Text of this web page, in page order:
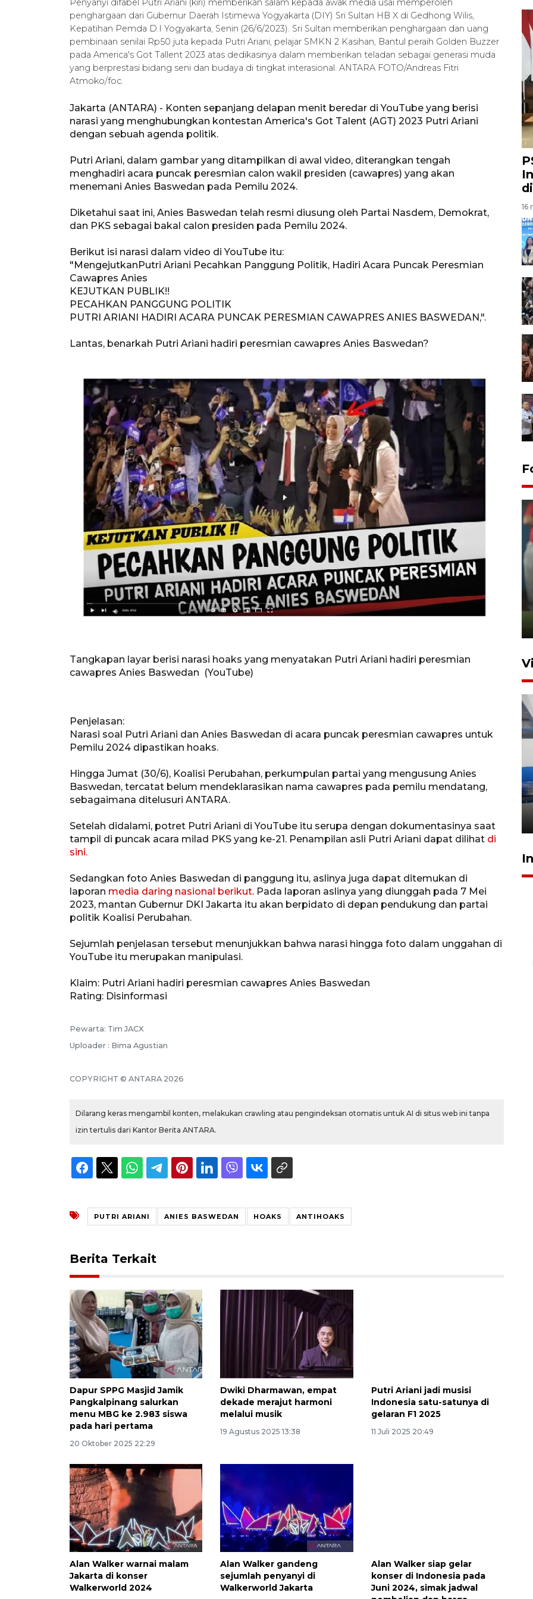
Penyanyi difabel Putri Ariani (kiri) memberikan salam kepada awak media usai memperoleh
penghargaan dari Gubernur Daerah Istimewa Yogyakarta (DIY) Sri Sultan HB X di Gedhong Wilis,
Kepatihan Pemda D.I Yogyakarta, Senin (26/6/2023). Sri Sultan memberikan penghargaan dan uang
pembinaan senilai Rp50 juta kepada Putri Ariani, pelajar SMKN 2 Kasihan, Bantul peraih Golden Buzzer
pada America's Got Tallent 2023 atas dedikasinya dalam memberikan teladan sebagai generasi muda
yang berprestasi bidang seni dan budaya di tingkat interasional. ANTARA FOTO/Andreas Fitri
Atmoko/foc.
Jakarta (ANTARA) - Konten sepanjang delapan menit beredar di YouTube yang berisi
narasi yang menghubungkan kontestan America's Got Talent (AGT) 2023 Putri Ariani
dengan sebuah agenda politik.
Putri Ariani, dalam gambar yang ditampilkan di awal video, diterangkan tengah
menghadiri acara puncak peresmian calon wakil presiden (cawapres) yang akan
menemani Anies Baswedan pada Pemilu 2024.
Diketahui saat ini, Anies Baswedan telah resmi diusung oleh Partai Nasdem, Demokrat,
dan PKS sebagai bakal calon presiden pada Pemilu 2024.
Berikut isi narasi dalam video di YouTube itu:
"MengejutkanPutri Ariani Pecahkan Panggung Politik, Hadiri Acara Puncak Peresmian
Cawapres Anies
KEJUTKAN PUBLIK!!
PECAHKAN PANGGUNG POLITIK
PUTRI ARIANI HADIRI ACARA PUNCAK PERESMIAN CAWAPRES ANIES BASWEDAN,".
Lantas, benarkah Putri Ariani hadiri peresmian cawapres Anies Baswedan?
Tangkapan layar berisi narasi hoaks yang menyatakan Putri Ariani hadiri peresmian
cawapres Anies Baswedan (YouTube)
Penjelasan:
Narasi soal Putri Ariani dan Anies Baswedan di acara puncak peresmian cawapres untuk
Pemilu 2024 dipastikan hoaks.
Hingga Jumat (30/6), Koalisi Perubahan, perkumpulan partai yang mengusung Anies
Baswedan, tercatat belum mendeklarasikan nama cawapres pada pemilu mendatang,
sebagaimana ditelusuri ANTARA.
Setelah didalami, potret Putri Ariani di YouTube itu serupa dengan dokumentasinya saat
tampil di puncak acara milad PKS yang ke-21. Penampilan asli Putri Ariani dapat dilihat di
sini.
Sedangkan foto Anies Baswedan di panggung itu, aslinya juga dapat ditemukan di
laporan media daring nasional berikut. Pada laporan aslinya yang diunggah pada 7 Mei
2023, mantan Gubernur DKI Jakarta itu akan berpidato di depan pendukung dan partai
politik Koalisi Perubahan.
Sejumlah penjelasan tersebut menunjukkan bahwa narasi hingga foto dalam unggahan di
YouTube itu merupakan manipulasi.
Klaim: Putri Ariani hadiri peresmian cawapres Anies Baswedan
Rating: Disinformasi
Pewarta: Tim JACX
Uploader : Bima Agustian
COPYRIGHT © ANTARA 2026
Dilarang keras mengambil konten, melakukan crawling atau pengindeksan otomatis untuk AI di situs web ini tanpa
izin tertulis dari Kantor Berita ANTARA.
PUTRI ARIANI ANIES BASWEDAN HOAKS ANTIHOAKS
Berita Terkait
Dapur SPPG Masjid Jamik
Pangkalpinang salurkan
menu MBG ke 2.983 siswa
pada hari pertama
20 Oktober 2025 22:29
Dwiki Dharmawan, empat
dekade merajut harmoni
melalui musik
19 Agustus 2025 13:38
Putri Ariani jadi musisi
Indonesia satu-satunya di
gelaran F1 2025
11 Juli 2025 20:49
Alan Walker warnai malam
Jakarta di konser
Walkerworld 2024
Alan Walker gandeng
sejumlah penyanyi di
Walkerworld Jakarta
Alan Walker siap gelar
konser di Indonesia pada
Juni 2024, simak jadwal
16
ANTARA Babel-Kanwil
KemenHAM Babel Jalin Kerja
Sama
Babel beri apresiasi emas bagi
Sinyal positif perekonomian